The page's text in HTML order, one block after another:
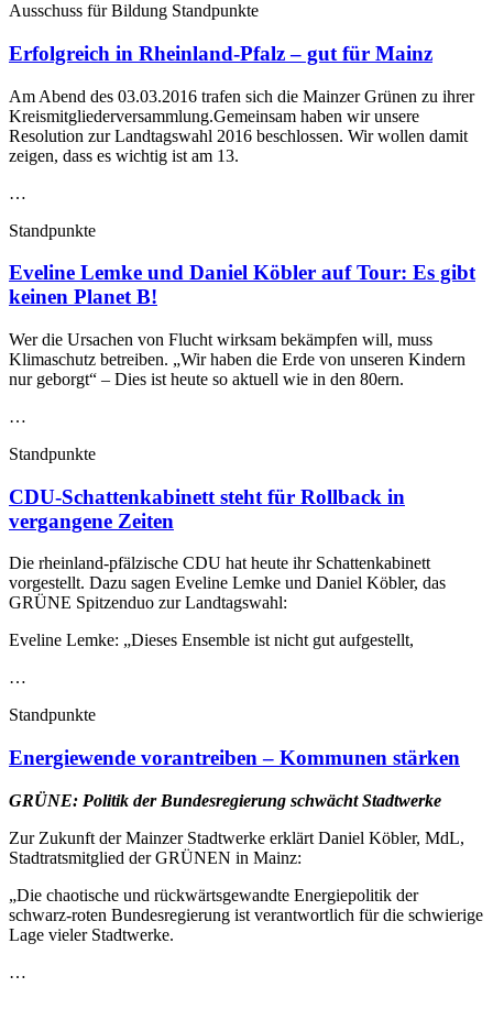
Ausschuss für Bildung Standpunkte
Erfolgreich in Rheinland-Pfalz – gut für Mainz
Am Abend des 03.03.2016 trafen sich die Mainzer Grünen zu ihrer
Kreismitgliederversammlung.Gemeinsam haben wir unsere
Resolution zur Landtagswahl 2016 beschlossen. Wir wollen damit
zeigen, dass es wichtig ist am 13.
…
Standpunkte
Eveline Lemke und Daniel Köbler auf Tour: Es gibt
keinen Planet B!
Wer die Ursachen von Flucht wirksam bekämpfen will, muss
Klimaschutz betreiben. „Wir haben die Erde von unseren Kindern
nur geborgt“ – Dies ist heute so aktuell wie in den 80ern.
…
Standpunkte
CDU-Schattenkabinett steht für Rollback in
vergangene Zeiten
Die rheinland-pfälzische CDU hat heute ihr Schattenkabinett
vorgestellt. Dazu sagen Eveline Lemke und Daniel Köbler, das
GRÜNE Spitzenduo zur Landtagswahl:
Eveline Lemke: „Dieses Ensemble ist nicht gut aufgestellt,
…
Standpunkte
Energiewende vorantreiben – Kommunen stärken
GRÜNE: Politik der Bundesregierung schwächt Stadtwerke
Zur Zukunft der Mainzer Stadtwerke erklärt Daniel Köbler, MdL,
Stadtratsmitglied der GRÜNEN in Mainz:
„Die chaotische und rückwärtsgewandte Energiepolitik der
schwarz-roten Bundesregierung ist verantwortlich für die schwierige
Lage vieler Stadtwerke.
…